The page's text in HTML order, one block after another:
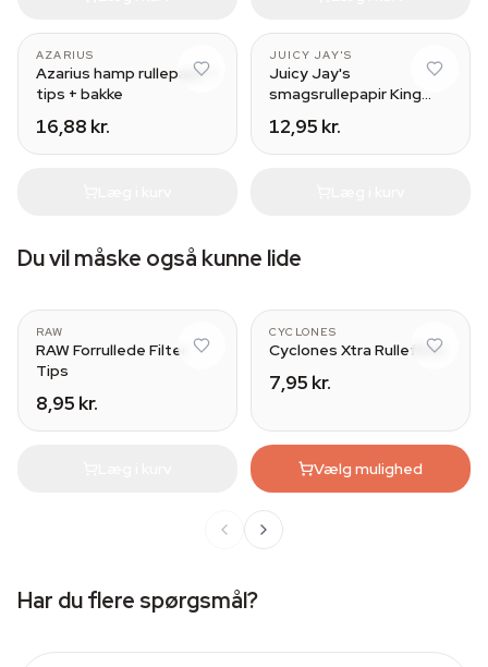
AZARIUS
Azarius hamp rullepapir +
tips + bakke
16,88 kr.
JUICY JAY'S
Juicy Jay's
smagsrullepapir King
12,95 kr.
Du vil måske også kunne lide
RAW
RAW Forrullede Filter
Tips
8,95 kr.
CYCLONES
Cyclones Xtra Rullefiltre
7,95 kr.
Vælg mulighed
Har du flere spørgsmål?